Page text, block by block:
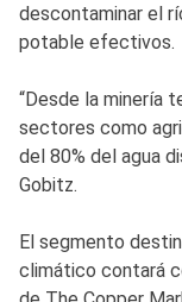
descontaminar el
potable efectivos.
“Desde la minería
sectores como
del 80% del agua
Gobitz.
El segmento
climático contará